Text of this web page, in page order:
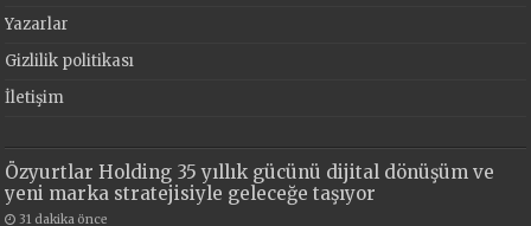
Yazarlar
Gizlilik politikası
İletişim
Özyurtlar Holding 35 yıllık gücünü dijital dönüşüm ve
yeni marka stratejisiyle geleceğe taşıyor
31 dakika önce